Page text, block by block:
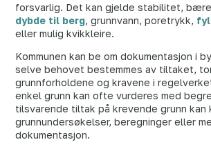
forsvarlig. Det kan gjelde stabilitet,
dybde til berg, grunnvann, poretrykk,
eller mulig kvikkleire.
Kommunen kan be om dokumentasjon i
selve behovet bestemmes av tiltaket,
grunnforholdene og kravene i
enkel grunn kan ofte vurderes med
tilsvarende tiltak på krevende grunn kan
grunnundersøkelser, beregninger eller
dokumentasjon.